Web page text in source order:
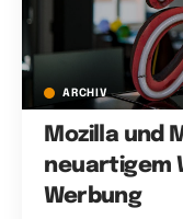
ARCHIV
Mozilla und
neuartigem
Werbung